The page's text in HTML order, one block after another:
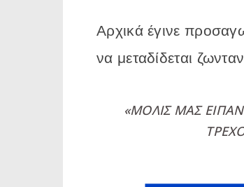
Αρχικά έγινε
να μεταδίδεται
«ΜΌΛΙΣ ΜΑΣ